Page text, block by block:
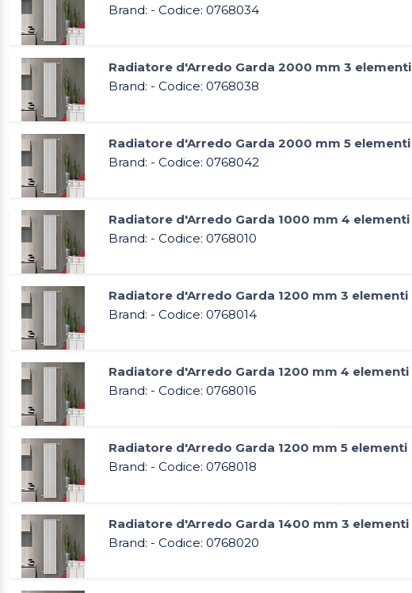
Brand: - Codice: 0768034
Radiatore d'Arredo Garda 2000 mm 3 elementi
Brand: - Codice: 0768038
Radiatore d'Arredo Garda 2000 mm 5 elementi
Brand: - Codice: 0768042
Radiatore d'Arredo Garda 1000 mm 4 elementi
Brand: - Codice: 0768010
Radiatore d'Arredo Garda 1200 mm 3 elementi
Brand: - Codice: 0768014
Radiatore d'Arredo Garda 1200 mm 4 elementi
Brand: - Codice: 0768016
Radiatore d'Arredo Garda 1200 mm 5 elementi
Brand: - Codice: 0768018
Radiatore d'Arredo Garda 1400 mm 3 elementi
Brand: - Codice: 0768020